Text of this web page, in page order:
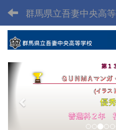
群馬県立吾妻中央高
e
v